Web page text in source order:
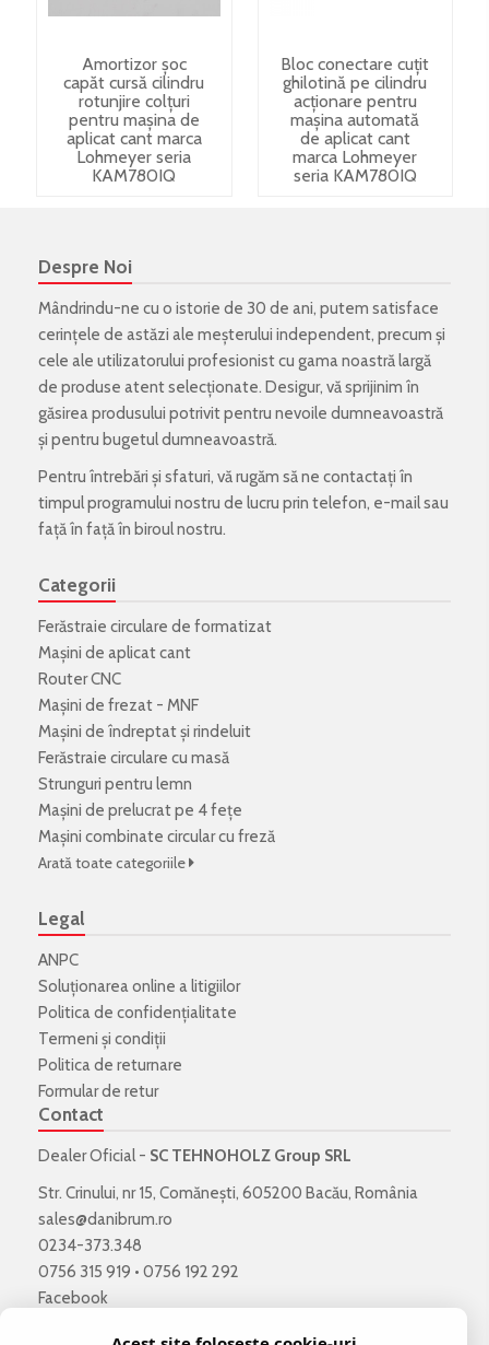
Amortizor șoc
capăt cursă cilindru
rotunjire colțuri
pentru mașina de
aplicat cant marca
Lohmeyer seria
KAM780IQ
Bloc conectare cuțit
ghilotină pe cilindru
acționare pentru
mașina automată
de aplicat cant
marca Lohmeyer
seria KAM780IQ
Despre Noi
Mândrindu-ne cu o istorie de 30 de ani, putem satisface
cerințele de astăzi ale meșterului independent, precum și
cele ale utilizatorului profesionist cu gama noastră largă
de produse atent selecționate. Desigur, vă sprijinim în
găsirea produsului potrivit pentru nevoile dumneavoastră
și pentru bugetul dumneavoastră.
Pentru întrebări și sfaturi, vă rugăm să ne contactați în
timpul programului nostru de lucru prin telefon, e-mail sau
față în față în biroul nostru.
Categorii
Ferăstraie circulare de formatizat
Mașini de aplicat cant
Router CNC
Mașini de frezat - MNF
Mașini de îndreptat și rindeluit
Ferăstraie circulare cu masă
Strunguri pentru lemn
Mașini de prelucrat pe 4 fețe
Mașini combinate circular cu freză
Arată toate categoriile
Legal
ANPC
Soluționarea online a litigiilor
Politica de confidenţialitate
Termeni şi condiţii
Politica de returnare
Formular de retur
Contact
Dealer Oficial - SC TEHNOHOLZ Group SRL
Str. Crinului, nr 15, Comănești, 605200 Bacău, România
sales@danibrum.ro
0234-373.348
0756 315 919 • 0756 192 292
Facebook